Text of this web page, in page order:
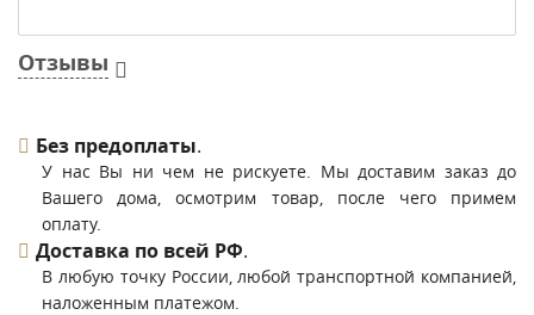
Отзывы
Без предоплаты.
У нас Вы ни чем не рискуете. Мы доставим заказ до
Вашего дома, осмотрим товар, после чего примем
оплату.
Доставка по всей РФ.
В любую точку России, любой транспортной компанией,
наложенным платежом.